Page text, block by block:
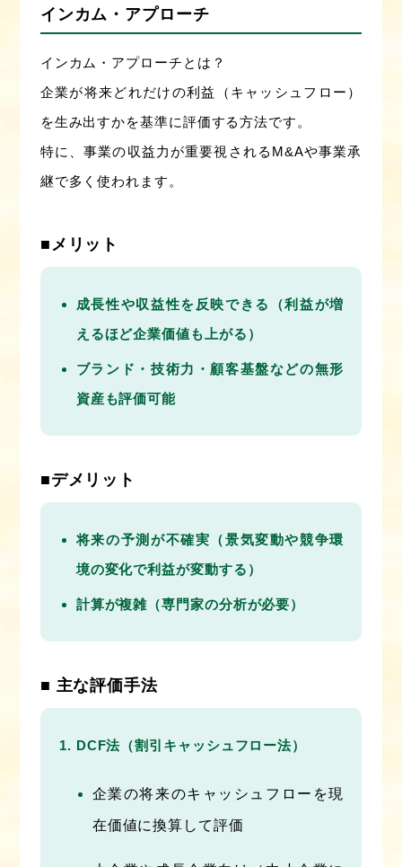
インカム・アプローチ
インカム・アプローチとは？
企業が将来どれだけの利益（キャッシュフロー）
を生み出すかを基準に評価する方法です。
特に、事業の収益力が重要視されるM&Aや事業承
継で多く使われます。
■メリット
成長性や収益性を反映できる（利益が増
えるほど企業価値も上がる）
ブランド・技術力・顧客基盤などの無形
資産も評価可能
■デメリット
将来の予測が不確実（景気変動や競争環
境の変化で利益が変動する）
計算が複雑（専門家の分析が必要）
■ 主な評価手法
DCF法（割引キャッシュフロー法）
企業の将来のキャッシュフローを現
在価値に換算して評価